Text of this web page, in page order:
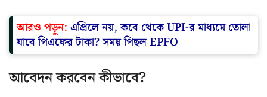
আরও পড়ুন: এপ্রিলে নয়, কবে থেকে UPI-র মাধ্যমে তোলা
যাবে পিএফের টাকা? সময় পিছল EPFO
আবেদন করবেন কীভাবে?